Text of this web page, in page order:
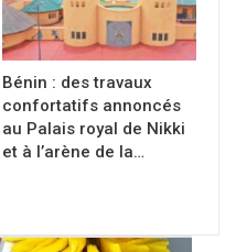
Bénin : des travaux
confortatifs annoncés
au Palais royal de Nikki
et à l’arène de la…